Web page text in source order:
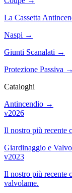
La Cassetta
Naspi →
Giunti Scanalati →
Protezione Passiva →
Cataloghi
Antincendio →
v2026
Il nostro più recente
Giardinaggio e
v2023
Il nostro più recente
valvolame.